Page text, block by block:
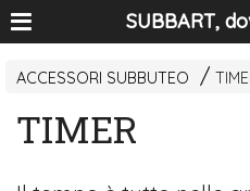
ACCESSORI SUBBUTEO
TIMER